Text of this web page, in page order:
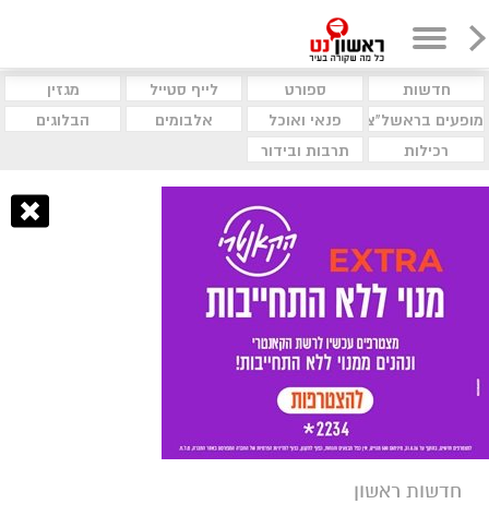
חדשות ספורט לייף סטייל
מגזין
מופעים בראשל"צ
פנאי ואוכל אלבומים
הבלוגים
רכילות
תרבות ובידור
חדשות ראשון